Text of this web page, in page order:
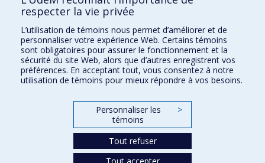
Qui fait quoi?
Nous trouver
Plan du site
Accessibilité
respecter la vie privée
L’utilisation de témoins nous permet d’améliorer et de
personnaliser votre expérience Web. Certains témoins
sont obligatoires pour assurer le fonctionnement et la
sécurité du site Web, alors que d’autres enregistrent vos
préférences. En acceptant tout, vous consentez à notre
utilisation de témoins pour mieux répondre à vos besoins.
Personnaliser les
témoins
>
Tout refuser